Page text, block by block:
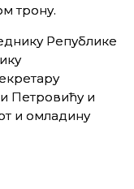
трону.
Републике
Петровићу и
и омладину